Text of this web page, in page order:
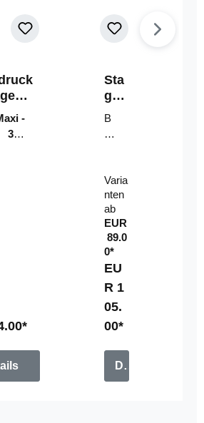
-
Sta
geri
ser-
LE
D-
el
B
un
mi
t
Fe
rn
be
di
en
u
n
g
Varia
nten
ab
EUR
89.0
0*
EU
R 1
05.
00*
Details